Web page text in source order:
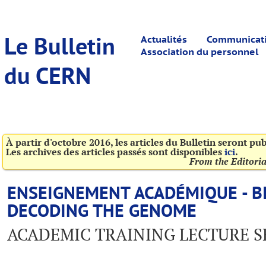
Le Bulletin
du CERN
Actualités
Association du personnel
À partir d'octobre 2016, les articles du Bulletin seront
Les archives des articles passés sont disponiblesici.
From the
ENSEIGNEMENT ACADÉMIQUE -
DECODING THE GENOME
ACADEMIC TRAINING LECTURE